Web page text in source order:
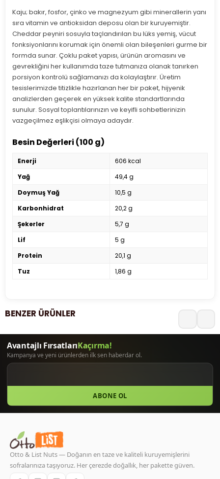
Kaju; bakır, fosfor, çinko ve magnezyum gibi minerallerin yanı
sıra vitamin ve antioksidan deposu olan bir kuruyemiştir.
Cheddar peyniri sosuyla taçlandırılan bu lüks yemiş, vücut
fonksiyonlarını korumak için önemli olan bileşenleri gurme bir
formda sunar. Çoklu paket yapısı, ürünün aromasını ve
gevrekliğini her kullanımda taze tutmanıza olanak tanırken
porsiyon kontrolü sağlamanızı da kolaylaştırır. Üretim
tesislerimizde titizlikle hazırlanan her bir paket, hijyenik
analizlerden geçerek en yüksek kalite standartlarında
sunulur. Sosyal toplantılarınızın ve keyifli sohbetlerinizin
vazgeçilmez eşlikçisi olmaya adaydır.
Besin Değerleri (100 g)
Enerji
606 kcal
Yağ
49,4 g
Doymuş Yağ
10,5 g
Karbonhidrat
20,2 g
Şekerler
5,7 g
Lif
5 g
Protein
20,1 g
Tuz
1,86 g
BENZER ÜRÜNLER
ABONE OL
Otto & List Nuts — Doğanın en taze ve kaliteli kuruyemişlerini
sofralarınıza taşıyoruz. Her çerezde doğallık, her pakette güven.